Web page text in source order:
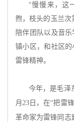
“慢慢来，这
煦，枝头的玉兰次
陪伴团队以及音
镇小区，和社区
雷锋精神。
今年，是毛泽
月23日，在“把雷
革命家为雷锋同志